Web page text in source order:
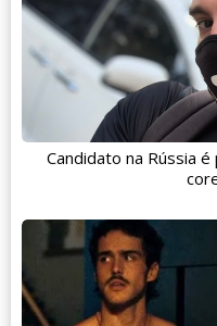
Candidato na Rússia